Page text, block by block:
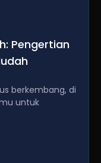
Pengertian
berkembang, di
untuk